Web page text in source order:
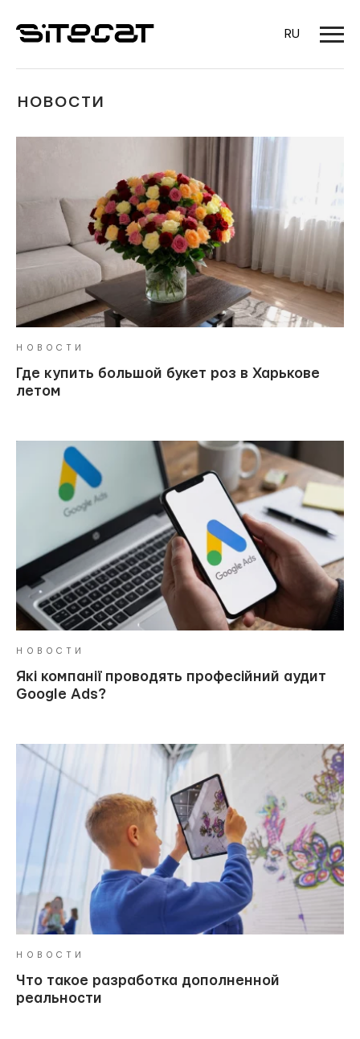
RU
НОВОСТИ
НОВОСТИ
Где купить большой букет роз в Харькове
летом
НОВОСТИ
Які компанії проводять професійний аудит
Google Ads?
НОВОСТИ
Что такое разработка дополненной
реальности